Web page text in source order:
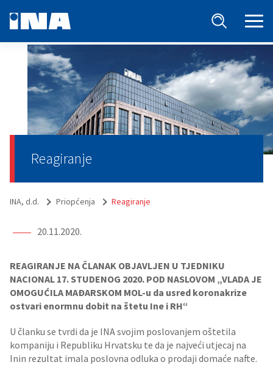
Reagiranje
INA, d.d. Priopćenja Reagiranje
20.11.2020.
REAGIRANJE NA ČLANAK OBJAVLJEN U TJEDNIKU
NACIONAL 17. STUDENOG 2020. POD NASLOVOM „VLADA JE
OMOGUĆILA MAĐARSKOM MOL-u da usred koronakrize
ostvari enormnu dobit na štetu Ine i RH“
U članku se tvrdi da je INA svojim poslovanjem oštetila
kompaniju i Republiku Hrvatsku te da je najveći utjecaj na
Inin rezultat imala poslovna odluka o prodaji domaće nafte.